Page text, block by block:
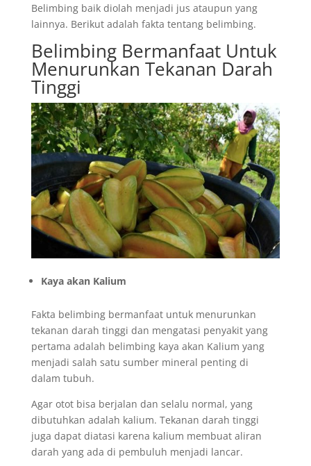
Belimbing baik diolah menjadi jus ataupun yang
lainnya. Berikut adalah fakta tentang belimbing.
Belimbing Bermanfaat Untuk
Menurunkan Tekanan Darah
Tinggi
Kaya akan Kalium
Fakta belimbing bermanfaat untuk menurunkan
tekanan darah tinggi dan mengatasi penyakit yang
pertama adalah belimbing kaya akan Kalium yang
menjadi salah satu sumber mineral penting di
dalam tubuh.
Agar otot bisa berjalan dan selalu normal, yang
dibutuhkan adalah kalium. Tekanan darah tinggi
juga dapat diatasi karena kalium membuat aliran
darah yang ada di pembuluh menjadi lancar.